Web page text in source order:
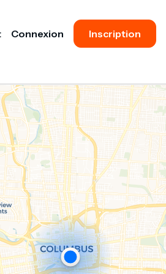
Connexion Inscription